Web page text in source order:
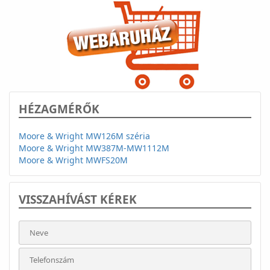
HÉZAGMÉRŐK
Moore & Wright MW126M széria
Moore & Wright MW387M-MW1112M
Moore & Wright MWFS20M
VISSZAHÍVÁST KÉREK